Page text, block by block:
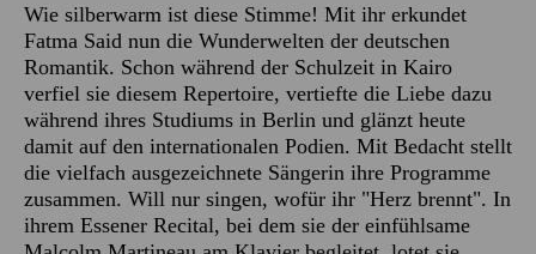
Wie silberwarm ist diese Stimme! Mit ihr erkundet
Fatma Said nun die Wunderwelten der deutschen
Romantik. Schon während der Schulzeit in Kairo
verfiel sie diesem Repertoire, vertiefte die Liebe dazu
während ihres Studiums in Berlin und glänzt heute
damit auf den internationalen Podien. Mit Bedacht stellt
die vielfach ausgezeichnete Sängerin ihre Programme
zusammen. Will nur singen, wofür ihr "Herz brennt". In
ihrem Essener Recital, bei dem sie der einfühlsame